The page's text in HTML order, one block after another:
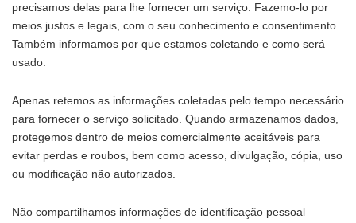
precisamos delas para lhe fornecer um serviço. Fazemo-lo por
meios justos e legais, com o seu conhecimento e consentimento.
Também informamos por que estamos coletando e como será
usado.
Apenas retemos as informações coletadas pelo tempo necessário
para fornecer o serviço solicitado. Quando armazenamos dados,
protegemos dentro de meios comercialmente aceitáveis para
evitar perdas e roubos, bem como acesso, divulgação, cópia, uso
ou modificação não autorizados.
Não compartilhamos informações de identificação pessoal